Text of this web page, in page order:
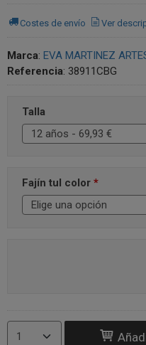
Costes de envío Ver
Marca: EVA MARTINEZ
Referencia: 38911CBG
Talla
Fajín tul color *